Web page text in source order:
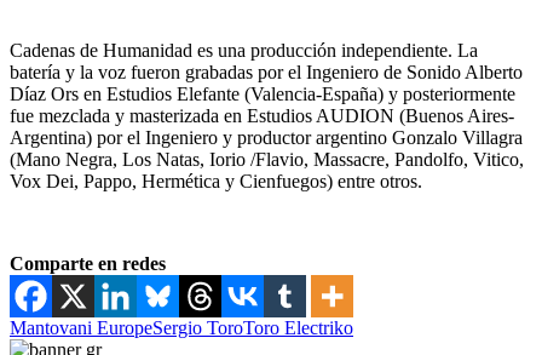
Cadenas de Humanidad es una producción independiente. La
batería y la voz fueron grabadas por el Ingeniero de Sonido Alberto
Díaz Ors en Estudios Elefante (Valencia-España) y posteriormente
fue mezclada y masterizada en Estudios AUDION (Buenos Aires-
Argentina) por el Ingeniero y productor argentino Gonzalo Villagra
(Mano Negra, Los Natas, Iorio /Flavio, Massacre, Pandolfo, Vitico,
Vox Dei, Pappo, Hermética y Cienfuegos) entre otros.
Comparte en redes
Mantovani EuropeSergio ToroToro Electriko